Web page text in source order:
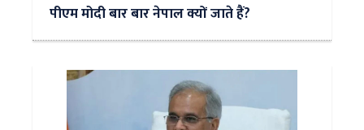
पीएम मोदी बार बार नेपाल क्यों जाते हैं?